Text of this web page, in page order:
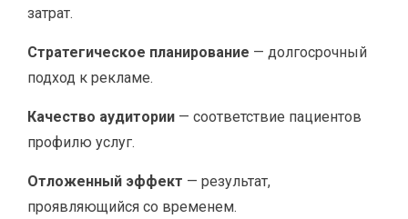
затрат.
Стратегическое планирование — долгосрочный
подход к рекламе.
Качество аудитории — соответствие пациентов
профилю услуг.
Отложенный эффект — результат,
проявляющийся со временем.